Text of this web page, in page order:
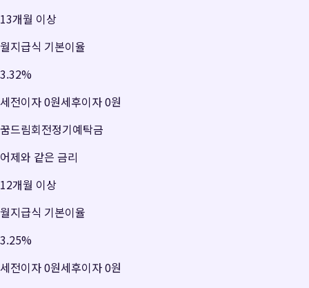
13개월 이상
월지급식 기본이율
3.32%
세전이자0원세후이자0원
꿈드림회전정기예탁금
어제와 같은 금리
12개월 이상
월지급식 기본이율
3.25%
세전이자0원세후이자0원